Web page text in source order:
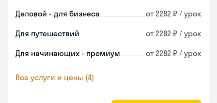
Деловой - для бизнеса от 2282 ₽ / урок
Для путешествий от 2282 ₽ / урок
Для начинающих - премиум от 2282 ₽ / урок
Все услуги и цены (4)